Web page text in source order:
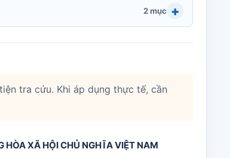
2 mục
tra cứu. Khi áp dụng thực tế, cần
HÒA XÃ HỘI CHỦ NGHĨA VIỆT NAM